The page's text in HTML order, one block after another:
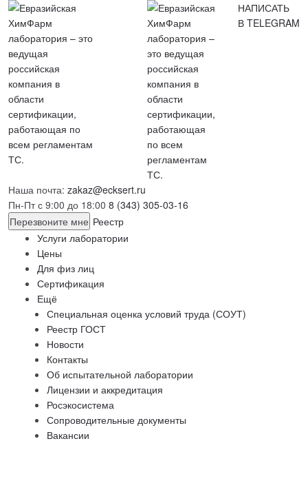
НАПИСАТЬ
В TELEGRAM
Наша почта: zakaz@ecksert.ru
Пн-Пт с 9:00 до 18:00 8 (343) 305-03-16
Перезвоните мне Реестр
Услуги лаборатории
Цены
Для физ лиц
Сертификация
Ещё
Специальная оценка условий труда (СОУТ)
Реестр ГОСТ
Новости
Контакты
Об испытательной лаборатории
Лицензии и аккредитация
Росэкосистема
Сопроводительные документы
Вакансии